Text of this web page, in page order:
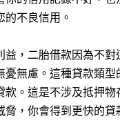
不良信用。
，二胎借款因為不
無慮。這種貸款類
。這是不涉及抵押
脅，你會得到更快的貸